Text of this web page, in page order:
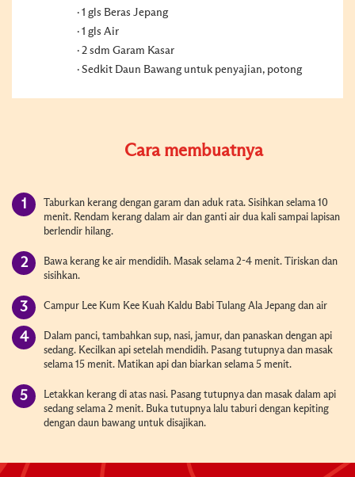
1 gls Beras Jepang
1 gls Air
2 sdm Garam Kasar
Sedkit Daun Bawang untuk penyajian, potong
Cara membuatnya
Taburkan kerang dengan garam dan aduk rata. Sisihkan selama 10
menit. Rendam kerang dalam air dan ganti air dua kali sampai lapisan
berlendir hilang.
Bawa kerang ke air mendidih. Masak selama 2-4 menit. Tiriskan dan
sisihkan.
Campur Lee Kum Kee Kuah Kaldu Babi Tulang Ala Jepang dan air
Dalam panci, tambahkan sup, nasi, jamur, dan panaskan dengan api
sedang. Kecilkan api setelah mendidih. Pasang tutupnya dan masak
selama 15 menit. Matikan api dan biarkan selama 5 menit.
Letakkan kerang di atas nasi. Pasang tutupnya dan masak dalam api
sedang selama 2 menit. Buka tutupnya lalu taburi dengan kepiting
dengan daun bawang untuk disajikan.